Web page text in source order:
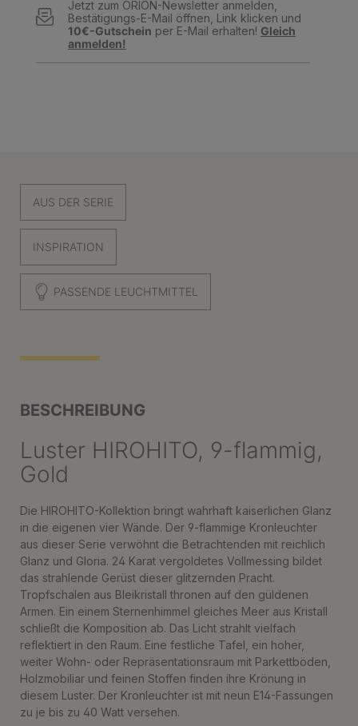
Jetzt zum ORION-Newsletter anmelden,
Bestätigungs-E-Mail öffnen, Link klicken und
10€-Gutschein per E-Mail erhalten! Gleich
anmelden!
AUS DER SERIE
INSPIRATION
PASSENDE LEUCHTMITTEL
BESCHREIBUNG
Luster HIROHITO, 9-flammig,
Gold
Die HIROHITO-Kollektion bringt wahrhaft kaiserlichen Glanz
in die eigenen vier Wände. Der 9-flammige Kronleuchter
aus dieser Serie verwöhnt die Betrachtenden mit reichlich
Glanz und Gloria. 24 Karat vergoldetes Vollmessing bildet
das strahlende Gerüst dieser glitzernden Pracht.
Tropfschalen aus Bleikristall thronen auf den güldenen
Armen. Ein einem Sternenhimmel gleiches Meer aus Kristall
schließt die Komposition ab. Das Licht strahlt vielfach
reflektiert in den Raum. Eine festliche Tafel, ein hoher,
weiter Wohn- oder Repräsentationsraum mit Parkettböden,
Holzmobiliar und feinen Stoffen finden ihre Krönung in
diesem Luster. Der Kronleuchter ist mit neun E14-Fassungen
zu je bis zu 40 Watt versehen.